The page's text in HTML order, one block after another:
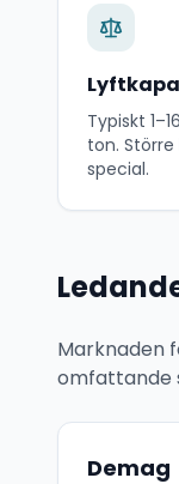
Typiskt
ton.
special.
Marknaden
omfattande
Demag